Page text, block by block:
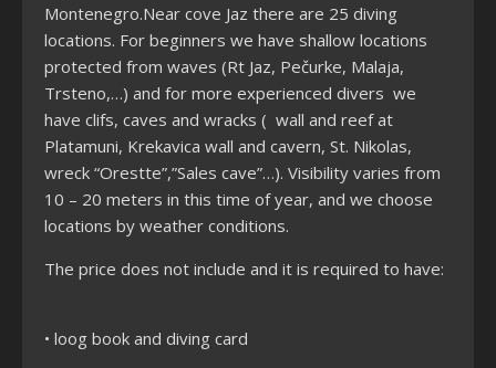
Montenegro.Near cove Jaz there are 25 diving
locations. For beginners we have shallow locations
protected from waves (Rt Jaz, Pečurke, Malaja,
Trsteno,…) and for more experienced divers we
have clifs, caves and wracks ( wall and reef at
Platamuni, Krekavica wall and cavern, St. Nikolas,
wreck “Orestte”,”Sales cave”…). Visibility varies from
10 – 20 meters in this time of year, and we choose
locations by weather conditions.
The price does not include and it is required to have:
• loog book and diving card